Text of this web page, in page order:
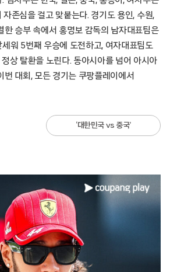
자존심을 걸고 맞붙는다. 경기도 용인, 수원,
한 승부 속에서 홍명보 감독의 남자대표팀은
워 5번째 우승에 도전하고, 여자대표팀도
상 탈환을 노린다. 동아시아를 넘어 아시아
번 대회, 모든 경기는 쿠팡플레이에서
‘대한민국 vs 중국’